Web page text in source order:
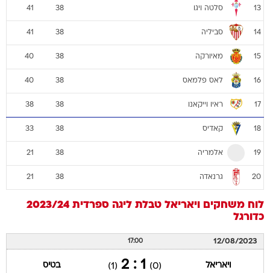
13 סלטה ויגו 38
41
14 סביליה 38
41
15 מאיורקה 38
40
16 לאס פלמאס 38
40
17 ראיו וייקאנו 38
38
18 קאדיס 38
33
19 אלמריה 38
21
20 גרנאדה 38
21
לוח משחקים ויאריאל טבלת ליגה ספרדית 2023/24
כדורגל
12/08/2023
17:00
ויאריאל (0)
1 : 2
(1) בטיס